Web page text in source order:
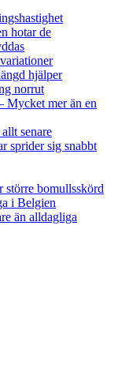
hotar de
hjälper
norrut
Mycket mer än en
senare
sprider sig snabbt
större bomullsskörd
i Belgien
än alldagliga